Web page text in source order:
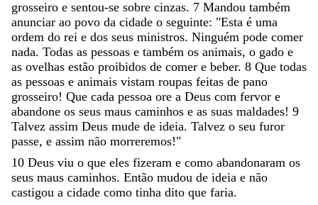
grosseiro e sentou-se sobre cinzas. 7 Mandou também
anunciar ao povo da cidade o seguinte: "Esta é uma
ordem do rei e dos seus ministros. Ninguém pode comer
nada. Todas as pessoas e também os animais, o gado e
as ovelhas estão proibidos de comer e beber. 8 Que todas
as pessoas e animais vistam roupas feitas de pano
grosseiro! Que cada pessoa ore a Deus com fervor e
abandone os seus maus caminhos e as suas maldades! 9
Talvez assim Deus mude de ideia. Talvez o seu furor
passe, e assim não morreremos!"
10 Deus viu o que eles fizeram e como abandonaram os
seus maus caminhos. Então mudou de ideia e não
castigou a cidade como tinha dito que faria.